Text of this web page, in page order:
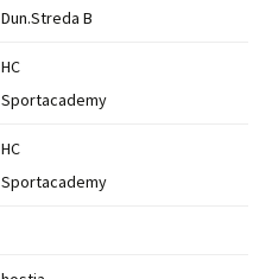
Dun.Streda B
HC
Sportacademy
HC
Sportacademy